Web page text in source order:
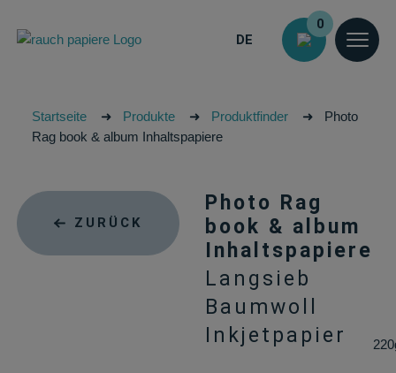
DE
0
Startseite ➜ Produkte ➜ Produktfinder ➜ Photo
Rag book & album Inhaltspapiere
ZURÜCK
Photo Rag
book & album
Inhaltspapiere
Langsieb
Baumwoll
Inkjetpapier